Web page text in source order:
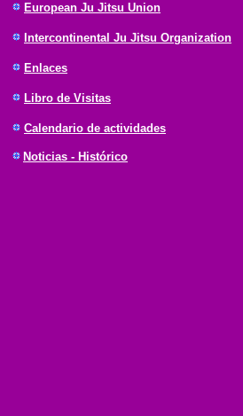
European Ju Jitsu Union
Intercontinental Ju Jitsu Organization
Enlaces
Libro de Visitas
Calendario de actividades
Noticias - Histórico